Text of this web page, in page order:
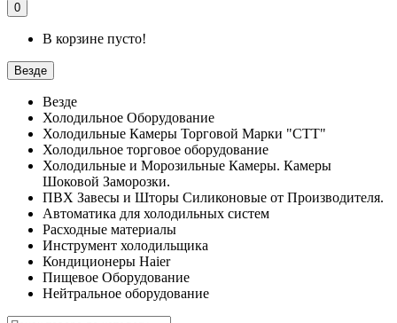
0
В корзине пусто!
Везде
Везде
Холодильное Оборудование
Холодильные Камеры Торговой Марки "СТТ"
Холодильное торговое оборудование
Холодильные и Морозильные Камеры. Камеры
Шоковой Заморозки.
ПВХ Завесы и Шторы Силиконовые от Производителя.
Автоматика для холодильных систем
Расходные материалы
Инструмент холодильщика
Кондиционеры Haier
Пищевое Оборудование
Нейтральное оборудование